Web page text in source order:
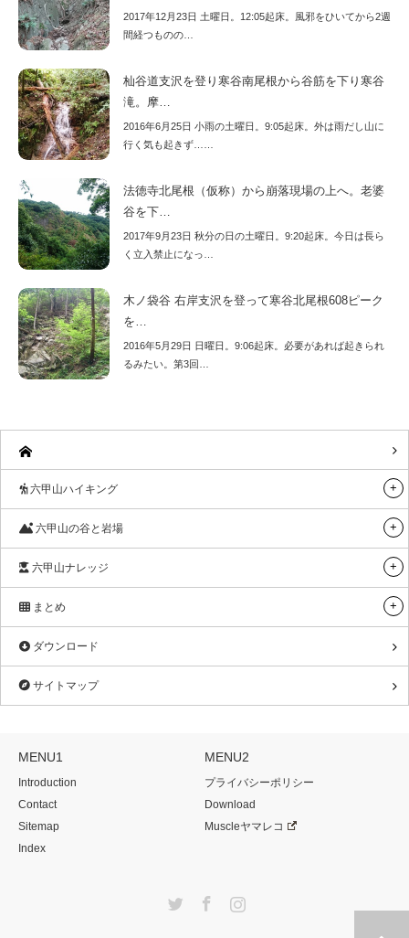
2017年12月23日 土曜日。12:05起床。風邪をひいてから2週
間経つものの…
杣谷道支沢を登り寒谷南尾根から谷筋を下り寒谷
滝。摩…
2016年6月25日 小雨の土曜日。9:05起床。外は雨だし山に
行く気も起きず……
法徳寺北尾根（仮称）から崩落現場の上へ。老婆
谷を下…
2017年9月23日 秋分の日の土曜日。9:20起床。今日は長ら
く立入禁止になっ…
木ノ袋谷 右岸支沢を登って寒谷北尾根608ピーク
を…
2016年5月29日 日曜日。9:06起床。必要があれば起きられ
るみたい。第3回…
六甲山ハイキング
六甲山の谷と岩場
六甲山ナレッジ
まとめ
ダウンロード
サイトマップ
MENU1
Introduction
Contact
Sitemap
Index
MENU2
プライバシーポリシー
Download
Muscleヤマレコ